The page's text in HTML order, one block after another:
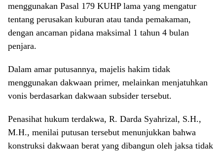
menggunakan Pasal 179 KUHP lama yang mengatur
tentang perusakan kuburan atau tanda pemakaman,
dengan ancaman pidana maksimal 1 tahun 4 bulan
penjara.
Dalam amar putusannya, majelis hakim tidak
menggunakan dakwaan primer, melainkan menjatuhkan
vonis berdasarkan dakwaan subsider tersebut.
Penasihat hukum terdakwa, R. Darda Syahrizal, S.H.,
M.H., menilai putusan tersebut menunjukkan bahwa
konstruksi dakwaan berat yang dibangun oleh jaksa tidak